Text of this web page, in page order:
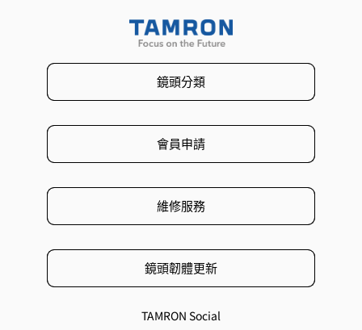
鏡頭分類
會員申請
維修服務
鏡頭韌體更新
TAMRON Social